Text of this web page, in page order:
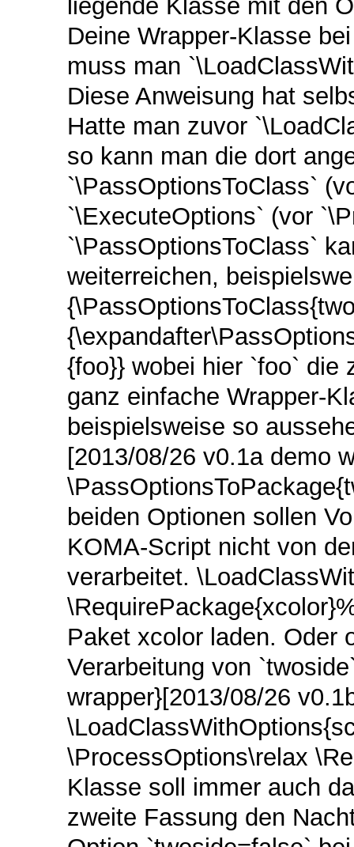
liegende Klasse mit den
Deine Wrapper-Klasse
muss man
Diese Anweisung hat
Hatte man zuvor
so kann man die dort
`\PassOptionsToClass`
`\ExecuteOptions` (vor
`\PassOptionsToClass`
weiterreichen,
{foo}} wobei hier `foo` die
ganz einfache Wrapper-
beispielsweise so
[2013/08/26 v0.1a demo
beiden Optionen sollen
KOMA-Script nicht von
verarbeitet.
Paket xcolor laden. Oder
Verarbeitung von
wrapper}[2013/08/26
\ProcessOptions\relax
Klasse soll immer auch
zweite Fassung den